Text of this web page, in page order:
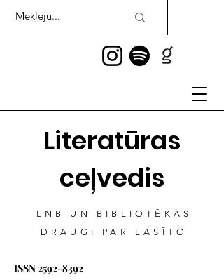
Literatūras
ceļvedis
LNB UN BIBLIOTĒKAS
DRAUGI PAR LASĪTO
ISSN2592-8392